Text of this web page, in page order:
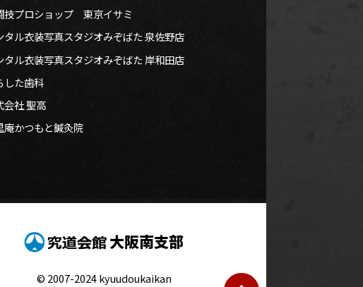
技プロショップ 東京イサミ
ル衣装写真スタジオみぞばた 泉佐野店
ル衣装写真スタジオみぞばた 岸和田店
した歯科
社 聖高
かつもと鍼灸院
大阪南支部
© 2007-2024 kyuudoukaikan